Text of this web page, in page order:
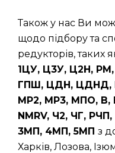
Також у нас Ви
щодо підбору та
редукторів, таких
1ЦУ, Ц3У, Ц2Н,
ГПШ, ЦДН, ЦДНД,
МР2, МР3, МПО, В,
NMRV, Ч2, ЧГ,
3МП, 4МП, 5МП з
Харків, Лозова,